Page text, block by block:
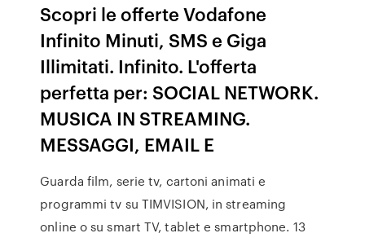
Scopri le offerte Vodafone
Infinito Minuti, SMS e Giga
Illimitati. Infinito. L'offerta
perfetta per: SOCIAL NETWORK.
MUSICA IN STREAMING.
MESSAGGI, EMAIL E
Guarda film, serie tv, cartoni animati e
programmi tv su TIMVISION, in streaming
online o su smart TV, tablet e smartphone. 13